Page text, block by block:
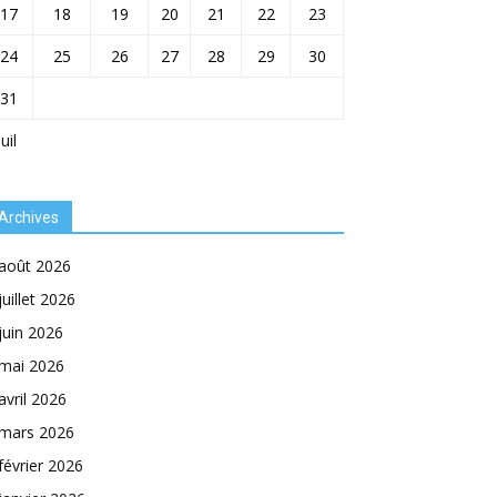
17 18 19 20 21 22
23
24
25 26 27 28 29
30
31
2026
2026
2026
2026
2026
2026
2026